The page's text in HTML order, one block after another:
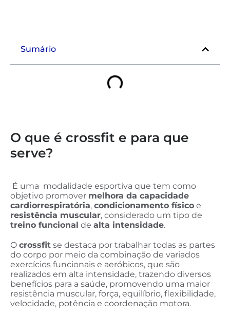
Sumário
O que é crossfit e para que
serve?
É uma modalidade esportiva que tem como
objetivo promover melhora da capacidade
cardiorrespiratória, condicionamento físico e
resistência muscular, considerado um tipo de
treino funcional de alta intensidade.
O crossfit se destaca por trabalhar todas as partes
do corpo por meio da combinação de variados
exercícios funcionais e aeróbicos, que são
realizados em alta intensidade, trazendo diversos
benefícios para a saúde, promovendo uma maior
resistência muscular, força, equilíbrio, flexibilidade,
velocidade, potência e coordenação motora.